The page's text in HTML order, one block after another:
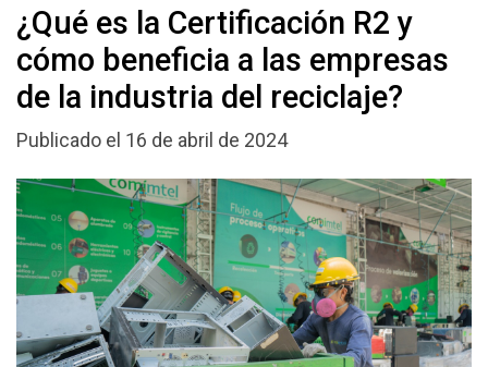
¿Qué es la Certificación R2 y
cómo beneficia a las empresas
de la industria del reciclaje?
Publicado el 16 de abril de 2024